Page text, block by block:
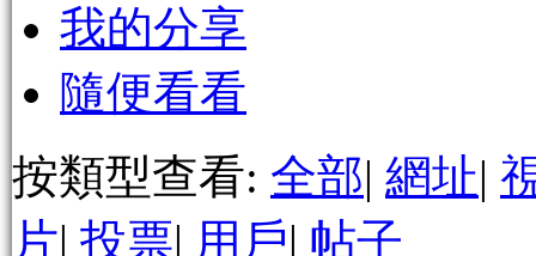
我的分享
隨便看看
按類型查看: 全部| 網址|
片| 投票| 用戶| 帖子